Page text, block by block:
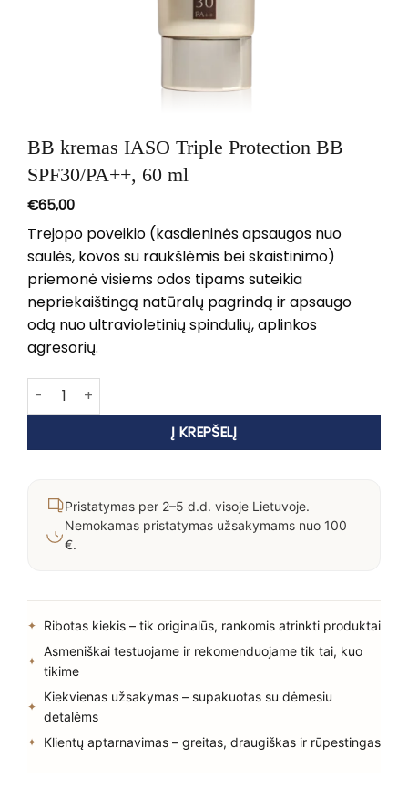
BB kremas IASO Triple Protection BB
SPF30/PA++, 60 ml
€65,00
Trejopo poveikio (kasdieninės apsaugos nuo
saulės, kovos su raukšlėmis bei skaistinimo)
priemonė visiems odos tipams suteikia
nepriekaištingą natūralų pagrindą ir apsaugo
odą nuo ultravioletinių spindulių, aplinkos
agresorių.
produkto kiekis: BB kremas IASO Triple Protection BB
Į KREPŠELĮ
Pristatymas per 2–5 d.d. visoje Lietuvoje.
Nemokamas pristatymas užsakymams nuo 100
€.
Ribotas kiekis – tik originalūs, rankomis atrinkti produktai
Asmeniškai testuojame ir rekomenduojame tik tai, kuo
tikime
Kiekvienas užsakymas – supakuotas su dėmesiu
detalėms
Klientų aptarnavimas – greitas, draugiškas ir rūpestingas